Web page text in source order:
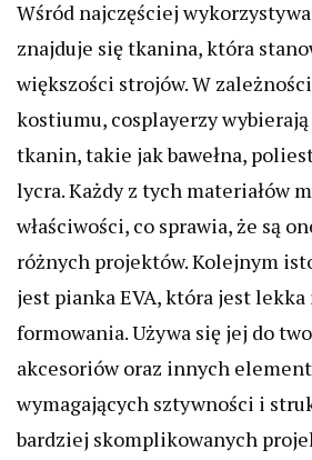
Wśród najczęściej
znajduje się tkanina, która
większości strojów. W
kostiumu, cosplayerzy
tkanin, takie jak bawełna,
lycra. Każdy z tych materiałów
właściwości, co sprawia, że są
różnych projektów. Kolejnym
jest pianka EVA, która jest lekka
formowania. Używa się jej do
akcesoriów oraz innych
wymagających sztywności i
bardziej skomplikowanych